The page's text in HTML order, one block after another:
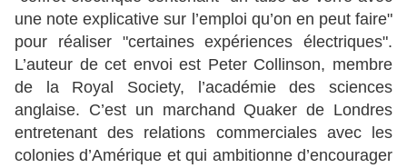
une note explicative sur l’emploi qu’on en peut faire"
pour réaliser "certaines expériences électriques".
L’auteur de cet envoi est Peter Collinson, membre
de la Royal Society, l’académie des sciences
anglaise. C’est un marchand Quaker de Londres
entretenant des relations commerciales avec les
colonies d’Amérique et qui ambitionne d’encourager